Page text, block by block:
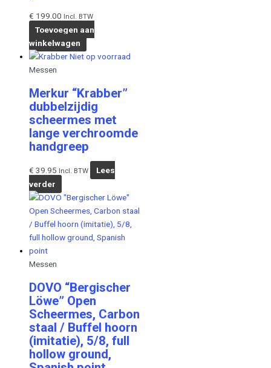
€ 199.00 Incl. BTW
Toevoegen aan
winkelwagen
Niet op voorraad
Messen
Merkur “Krabber”
dubbelzijdig
scheermes met
lange verchroomde
handgreep
€ 39.95 Incl. BTW
Lees
verder
Messen
DOVO “Bergischer
Löwe” Open
Scheermes, Carbon
staal / Buffel hoorn
(imitatie), 5/8, full
hollow ground,